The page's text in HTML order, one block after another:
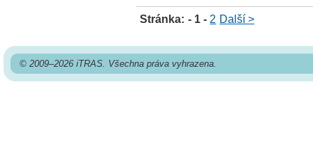
Stránka: - 1 - 2 Další >
© 2009–2026 iTRAS. Všechna práva vyhrazena.